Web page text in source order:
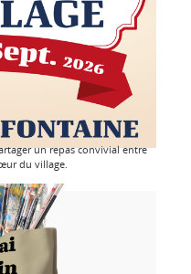
un repas convivial entre
du village.